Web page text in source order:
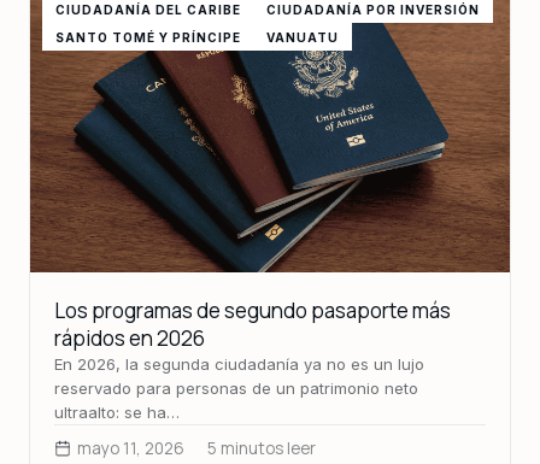
CIUDADANÍA DEL CARIBE
CIUDADANÍA POR INVERSIÓN
SANTO TOMÉ Y PRÍNCIPE
VANUATU
Los programas de segundo pasaporte más
rápidos en 2026
En 2026, la segunda ciudadanía ya no es un lujo
reservado para personas de un patrimonio neto
ultraalto: se ha…
mayo 11, 2026 5 minutos leer